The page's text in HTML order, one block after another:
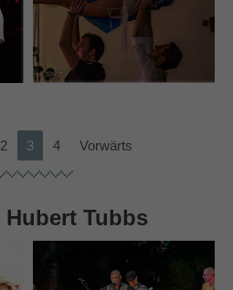
2 3 4 Vorwärts
Hubert Tubbs